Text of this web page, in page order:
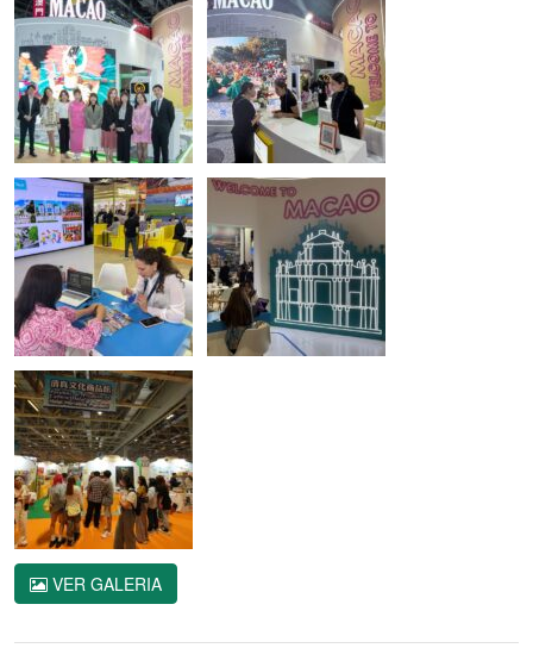
VER GALERIA